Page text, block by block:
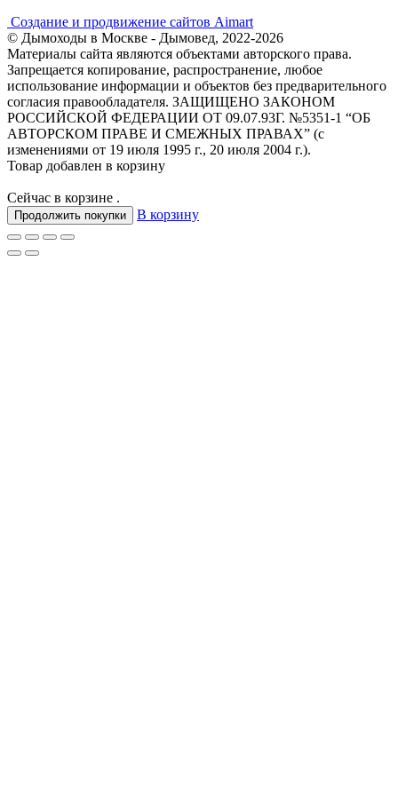
Создание и продвижение сайтов Aimart
© Дымоходы в Москве - Дымовед, 2022-2026
Материалы сайта являются объектами авторского права.
Запрещается копирование, распространение, любое
использование информации и объектов без предварительного
согласия правообладателя. ЗАЩИЩЕНО ЗАКОНОМ
РОССИЙСКОЙ ФЕДЕРАЦИИ ОТ 09.07.93Г. №5351-1 “ОБ
АВТОРСКОМ ПРАВЕ И СМЕЖНЫХ ПРАВАХ” (с
изменениями от 19 июля 1995 г., 20 июля 2004 г.).
Товар добавлен в корзину
Сейчас в корзине .
Продолжить покупки В корзину